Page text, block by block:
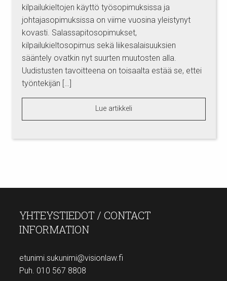
kilpailukieltojen käyttö työsopimuksissa ja
johtajasopimuksissa on viime vuosina yleistynyt
kovasti. Salassapitosopimukset,
kilpailukieltosopimus sekä liikesalaisuuksien
sääntely ovatkin nyt suurten muutosten alla.
Uudistusten tavoitteena on toisaalta estää se, ettei
työntekijän […]
Lue artikkeli
YHTEYSTIEDOT / CONTACT
INFORMATION
etunimi.sukunimi@visionlaw.fi
Puh. 010 567 8808